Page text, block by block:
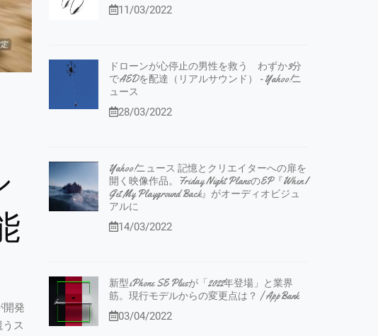
開発
ス
11/03/2022
ドローンが心停止の男性を救う わずか3分
でAEDを配達（リアルサウンド） - Yahoo!ニ
ュース
28/03/2022
Yahoo!ニュース 記憶とクリエイターへの扉を
開く映像作品。Friday Night PlansのEP『When I
Get My Playground Back』がオーディオビジュ
アルに
14/03/2022
新型iPhone SE Plusが「2022年登場」と業界
筋。現行モデルからの変更点は？ | AppBank
03/04/2022